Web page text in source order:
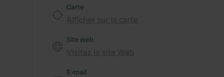
Carte
Site web
E-mail